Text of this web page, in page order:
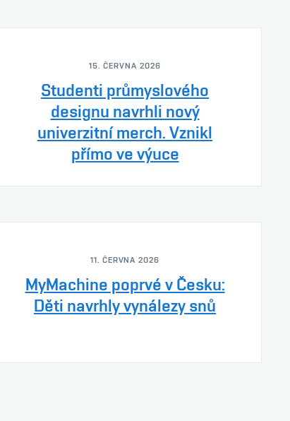
15. ČERVNA 2026
Studenti průmyslového
designu navrhli nový
univerzitní merch. Vznikl
přímo ve výuce
11. ČERVNA 2026
MyMachine poprvé v Česku:
Děti navrhly vynálezy snů